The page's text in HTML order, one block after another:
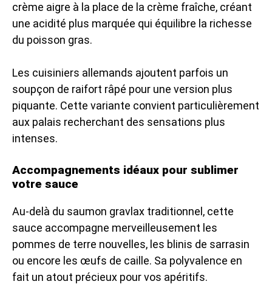
crème aigre à la place de la crème fraîche, créant
une acidité plus marquée qui équilibre la richesse
du poisson gras.
Les cuisiniers allemands ajoutent parfois un
soupçon de raifort râpé pour une version plus
piquante. Cette variante convient particulièrement
aux palais recherchant des sensations plus
intenses.
Accompagnements idéaux pour sublimer
votre sauce
Au-delà du saumon gravlax traditionnel, cette
sauce accompagne merveilleusement les
pommes de terre nouvelles, les blinis de sarrasin
ou encore les œufs de caille. Sa polyvalence en
fait un atout précieux pour vos apéritifs.